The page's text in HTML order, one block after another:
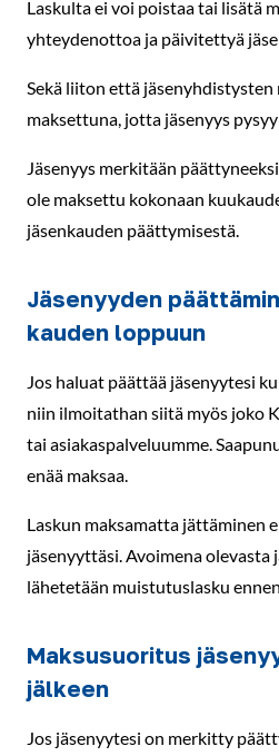
Laskulta ei voi poistaa tai lisätä
yhteydenottoa ja päivitettyä
Sekä liiton että jäsenyhdistysten
maksettuna, jotta jäsenyys
Jäsenyys merkitään
ole maksettu kokonaan
jäsenkauden päättymisestä.
Jäsenyyden
kauden loppuun
Jos haluat päättää jäsenyytesi
niin ilmoitathan siitä myös joko
tai asiakaspalveluumme.
enää maksaa.
Laskun maksamatta jättäminen
jäsenyyttäsi. Avoimena olevasta
lähetetään muistutuslasku
Maksusuoritus
jälkeen
Jos jäsenyytesi on merkitty